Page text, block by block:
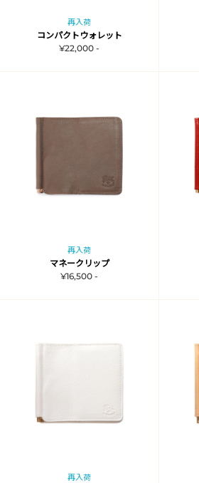
再入荷
コンパクトウォレット
¥22,000 -
再入荷
マネークリップ
¥16,500 -
再入荷